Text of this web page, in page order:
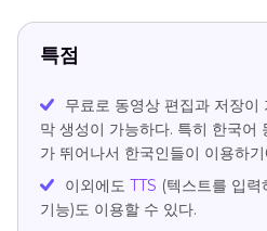
특점
무료로 동영상 편집과 저장
막 생성이 가능하다. 특히 한국어
가 뛰어나서 한국인들이 이용하
이외에도 TTS (텍스트를 입
기능)도 이용할 수 있다.